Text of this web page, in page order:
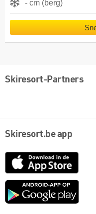
- cm (berg)
Skiresort-Partners
Skiresort.be app
App